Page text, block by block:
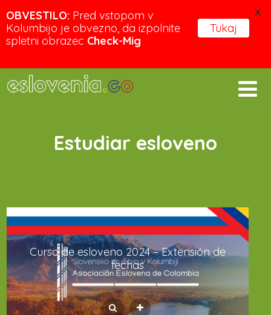
Estudiar esloveno
Curso de esloveno 2024 – Extensión de
fechas
OBVESTILO: Pred vstopom v
Kolumbijo je obvezno, da izpolnite
spletni obrazec Check-Mig
Tukaj
X